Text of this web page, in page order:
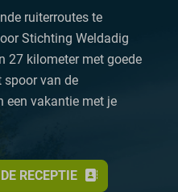
ruiterroutes te
Stichting Weldadig
27 kilometer met goede
spoor van de
een vakantie met je
RECEPTIE